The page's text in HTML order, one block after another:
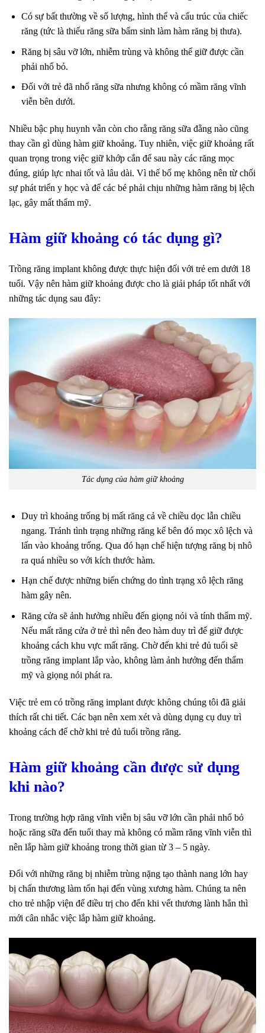
Có sự bất thường về số lượng, hình thể và cấu trúc của chiếc
răng (tức là thiếu răng sữa bẩm sinh làm hàm răng bị thưa).
Răng bị sâu vỡ lớn, nhiễm trùng và không thể giữ được cần
phải nhổ bỏ.
Đối với trẻ đã nhổ răng sữa nhưng không có mầm răng vĩnh
viễn bên dưới.
Nhiều bậc phụ huynh vẫn còn cho rằng răng sữa đằng nào cũng
thay cần gì dùng hàm giữ khoảng. Tuy nhiên, việc giữ khoảng rất
quan trọng trong việc giữ khớp cắn để sau này các răng mọc
đúng, giúp lực nhai tốt và lâu dài. Vì thế bố mẹ không nên từ chối
sự phát triển y học và để các bé phải chịu những hàm răng bị lệch
lạc, gây mất thẩm mỹ.
Hàm giữ khoảng có tác dụng gì?
Trồng răng implant không được thực hiện đối với trẻ em dưới 18
tuổi. Vậy nên hàm giữ khoảng được cho là giải pháp tốt nhất với
những tác dụng sau đây:
Tác dụng của hàm giữ khoảng
Duy trì khoảng trống bị mất răng cả về chiều dọc lẫn chiều
ngang. Tránh tình trạng những răng kế bên đó mọc xô lệch và
lấn vào khoảng trống. Qua đó hạn chế hiện tượng răng bị nhô
ra quá nhiều so với kích thước hàm.
Hạn chế được những biến chứng do tình trạng xô lệch răng
hàm gây nên.
Răng cửa sẽ ảnh hưởng nhiều đến giọng nói và tính thẩm mỹ.
Nếu mất răng cửa ở trẻ thì nên đeo hàm duy trì để giữ được
khoảng cách khu vực mất răng. Chờ đến khi trẻ đủ tuổi sẽ
trồng răng implant lắp vào, không làm ảnh hưởng đến thẩm
mỹ và giọng nói phát ra.
Việc trẻ em có trồng răng implant được không chúng tôi đã giải
thích rất chi tiết. Các bạn nên xem xét và dùng dụng cụ duy trì
khoảng cách để chờ khi trẻ đủ tuổi trồng răng.
Hàm giữ khoảng cần được sử dụng
khi nào?
Trong trường hợp răng vĩnh viễn bị sâu vỡ lớn cần phải nhổ bỏ
hoặc răng sữa đến tuổi thay mà không có mầm răng vĩnh viễn thì
nên lắp hàm giữ khoảng trong thời gian từ 3 – 5 ngày.
Đối với những răng bị nhiễm trùng nặng tạo thành nang lớn hay
bị chấn thương làm tổn hại đến vùng xương hàm. Chúng ta nên
cho trẻ nhập viện để điều trị cho đến khi vết thương lành hẳn thì
mới cân nhắc việc lắp hàm giữ khoảng.